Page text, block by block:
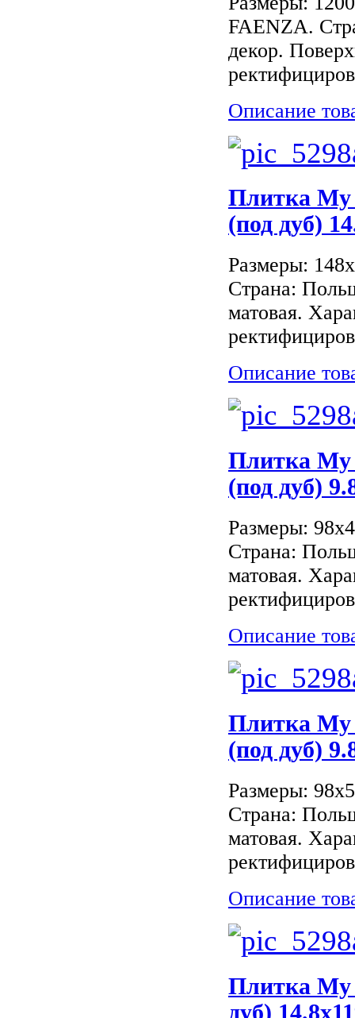
FAENZA.
декор.
Описание
Плитка
(под дуб)
Размеры:
Страна:
матовая.
Описание
Плитка
(под дуб)
Размеры:
Страна:
матовая.
Описание
Плитка
(под дуб)
Размеры:
Страна:
матовая.
Описание
Плитка My
дуб)